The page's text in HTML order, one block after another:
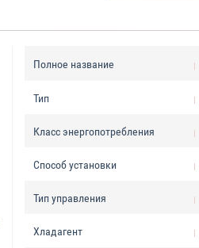
Полное название
Тип
Класс энергопотребления
Способ установки
Тип управления
Хладагент